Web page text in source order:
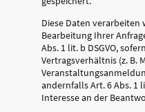
Diese Daten verarbeiten
Bearbeitung Ihrer
Abs. 1 lit. b DSGVO,
Vertragsverhältnis (z. B.
andernfalls Art. 6 Abs. 1
Interesse an der